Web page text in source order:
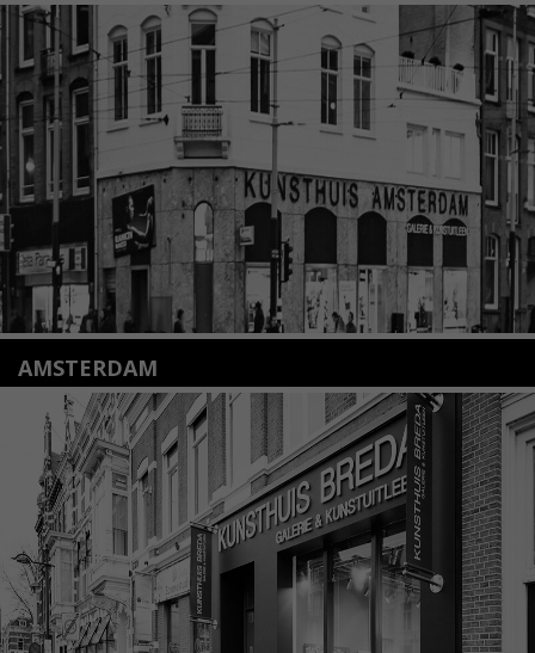
Nieuwstraat 35
2312 KA Leiden
+31(0)71 – 52 84 480
info@kunsthuisleiden.nl
Lees meer
AMSTERDAM
Amstelveenseweg 135
1075 VX Amsterdam
+31 (0)20 2332546
info@kunsthuisamsterdam.nl
Lees meer